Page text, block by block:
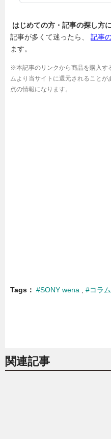
はじめての方・記事の探し方
記事が多くて迷ったら、 記事
ます。
※本記事のリンクから商品を購入す
ムより当サイトに還元されること
点の情報になります。
Tags #SONY wena #コラ
関連記事